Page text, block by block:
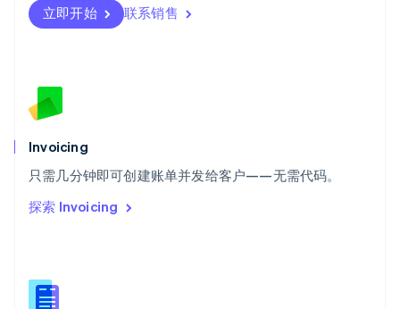
立即开始 联系销售
Invoicing
只需几分钟即可创建账单并发给客户——无需代码。
探索 Invoicing
Deutsch FrançaisItaliano English
塞浦路斯
English
ไทยEnglish
希腊
English
西班牙
新西兰
English